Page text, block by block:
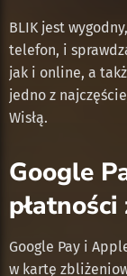
BLIK jest
telefon, i
jak i online, a
jedno z
Wisłą.
Google
Google Pay i
w kartę